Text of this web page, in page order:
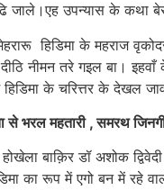
उपन्यास के कथा
के महराज
नीमन तरे गइल बा।
हिडिमा के चरित्तर के देखल
से भरल महतारी , समरथ
डॉ अशोक द्विवेदी
का रूप में एगो बन में